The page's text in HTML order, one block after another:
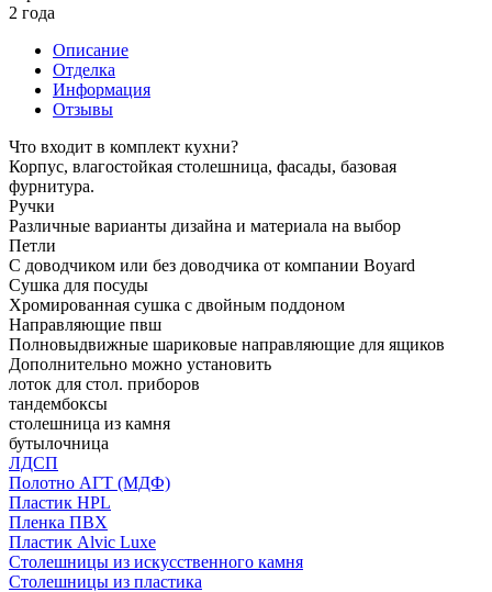
2 года
Описание
Отделка
Информация
Отзывы
Что входит в комплект кухни?
Корпус, влагостойкая столешница, фасады, базовая
фурнитура.
Ручки
Различные варианты дизайна и материала на выбор
Петли
С доводчиком или без доводчика от компании Boyard
Сушка для посуды
Хромированная сушка с двойным поддоном
Направляющие пвш
Полновыдвижные шариковые направляющие для ящиков
Дополнительно можно установить
лоток для стол. приборов
тандембоксы
столешница из камня
бутылочница
ЛДСП
Полотно АГТ (МДФ)
Пластик HPL
Пленка ПВХ
Пластик Alvic Luxe
Столешницы из искусственного камня
Столешницы из пластика